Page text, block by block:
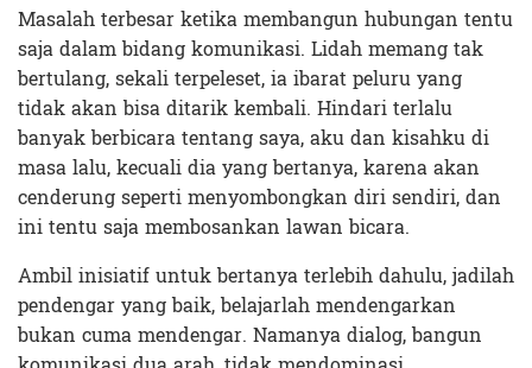
Masalah terbesar ketika membangun hubungan tentu
saja dalam bidang komunikasi. Lidah memang tak
bertulang, sekali terpeleset, ia ibarat peluru yang
tidak akan bisa ditarik kembali. Hindari terlalu
banyak berbicara tentang saya, aku dan kisahku di
masa lalu, kecuali dia yang bertanya, karena akan
cenderung seperti menyombongkan diri sendiri, dan
ini tentu saja membosankan lawan bicara.
Ambil inisiatif untuk bertanya terlebih dahulu, jadilah
pendengar yang baik, belajarlah mendengarkan
bukan cuma mendengar. Namanya dialog, bangun